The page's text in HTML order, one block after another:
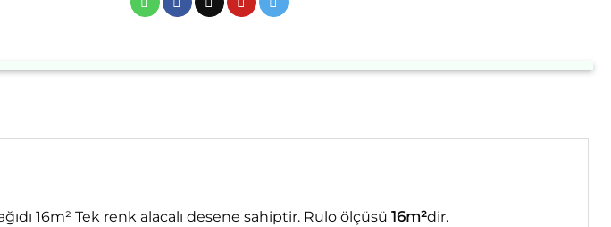
16m² Tek renk alacalı desene sahiptir. Rulo ölçüsü 16m²dir.